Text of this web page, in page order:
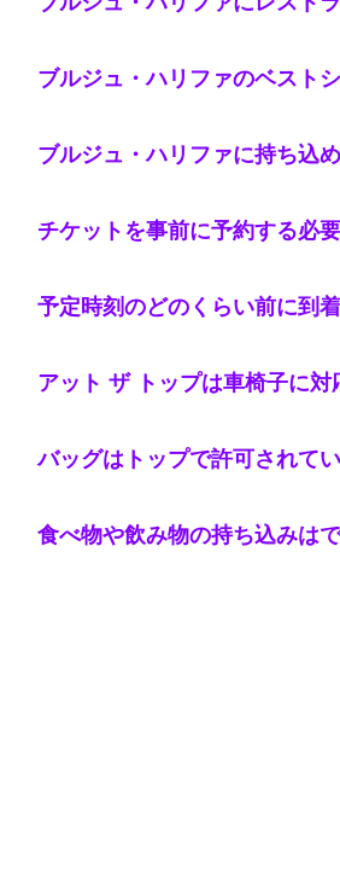
ブルジュ・ハリファのベスト
ブルジュ・ハリファに持ち込
チケットを事前に予約する必
予定時刻のどのくらい前に到
アット ザ トップは車椅子に対
バッグはトップで許可されて
食べ物や飲み物の持ち込みは